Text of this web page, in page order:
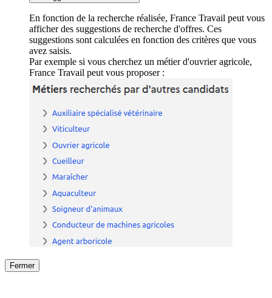
En fonction de la recherche réalisée, France Travail peut vous
afficher des suggestions de recherche d'offres. Ces
suggestions sont calculées en fonction des critères que vous
avez saisis.
Par exemple si vous cherchez un métier d'ouvrier agricole,
France Travail peut vous proposer :
Fermer